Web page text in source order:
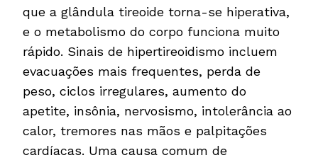
que a glândula tireoide torna-se hiperativa,
e o metabolismo do corpo funciona muito
rápido. Sinais de hipertireoidismo incluem
evacuações mais frequentes, perda de
peso, ciclos irregulares, aumento do
apetite, insônia, nervosismo, intolerância ao
calor, tremores nas mãos e palpitações
cardíacas. Uma causa comum de